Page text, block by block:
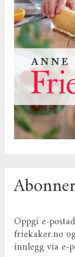
Oppgi e-
friekaker.no
innlegg via e-